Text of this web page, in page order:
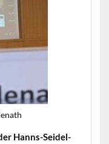
Hanns-Seidel-